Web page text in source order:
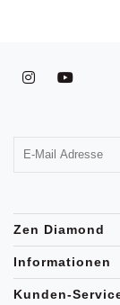
Zen Diamond
Informationen
Kunden-